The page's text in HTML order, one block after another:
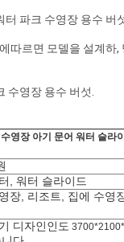
터 파크 수영장 용수 버
따르면 모델을 설계하,
수영장 용수 버섯.
영장 아기 문어 워터 슬라
, 워터 슬라이드
장, 리조트, 집에 수영
디자인인도